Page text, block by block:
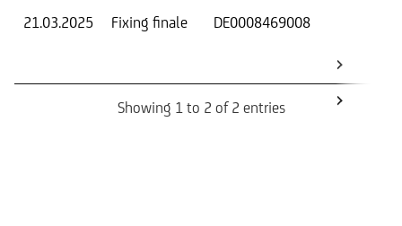
21.03.2025
Fixing finale DE0008469008
Showing 1 to 2 of 2 entries